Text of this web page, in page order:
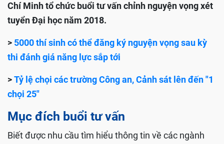
Chí Minh tổ chức buổi tư vấn chỉnh nguyện vọng xét
tuyển Đại học năm 2018.
> 5000 thí sinh có thể đăng ký nguyện vọng sau kỳ
thi đánh giá năng lực sắp tới
>Tỷ lệ chọi các trường Công an, Cảnh sát lên đến "1
chọi 25"
Mục đích buổi tư vấn
Biết được nhu cầu tìm hiểu thông tin về các ngành